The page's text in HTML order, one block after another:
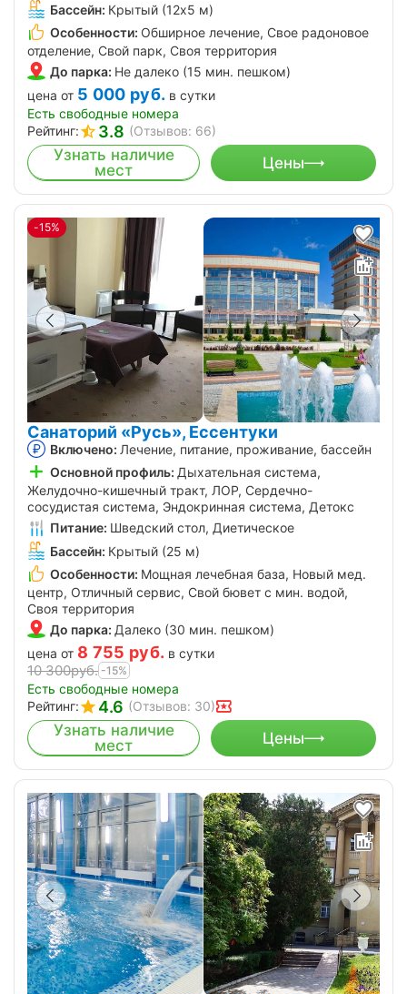
Бассейн: Крытый (12х5 м)
Особенности: Обширное лечение, Свое радоновое
отделение, Свой парк, Своя территория
До парка: Не далеко (15 мин. пешком)
цена от 5 000 руб. в сутки
Есть свободные номера
Рейтинг:
3.8 (Отзывов: 66)
Узнать наличие
мест
Цены
-15%
Санаторий «Русь», Ессентуки
Включено: Лечение, питание, проживание, бассейн
Основной профиль: Дыхательная система,
Желудочно-кишечный тракт, ЛОР, Сердечно-
сосудистая система, Эндокринная система, Детокс
Питание: Шведский стол, Диетическое
Бассейн: Крытый (25 м)
Особенности: Мощная лечебная база, Новый мед.
центр, Отличный сервис, Свой бювет с мин. водой,
Своя территория
До парка: Далеко (30 мин. пешком)
цена от 8 755 руб. в сутки
10 300руб. -15%
Есть свободные номера
Рейтинг:
4.6 (Отзывов: 30)
Узнать наличие
мест
Цены